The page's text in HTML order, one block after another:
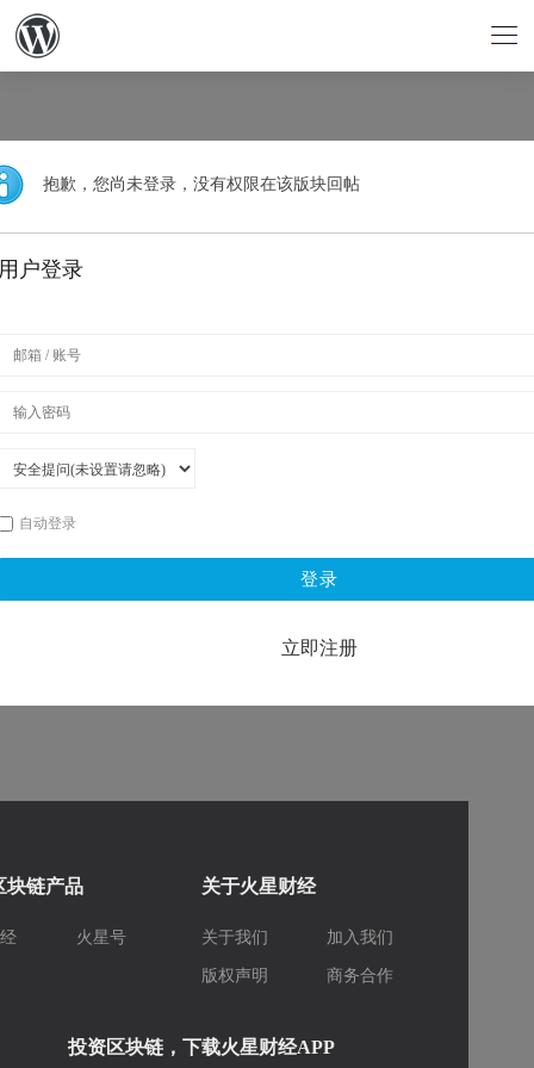
抱歉，您尚未登录，没有权限在该版块回帖
户登录
自动登录
登录
立即注册
块链产品
火星号
关于火星财经
关于我们 加入我们
版权声明 商务合作
投资区块链，下载火星财经APP